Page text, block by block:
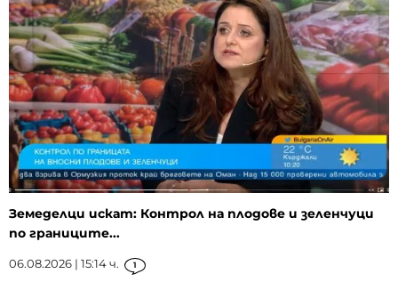
Земеделци искат: Контрол на плодове и зеленчуци
по границите...
06.08.2026 | 15:14 ч. 1